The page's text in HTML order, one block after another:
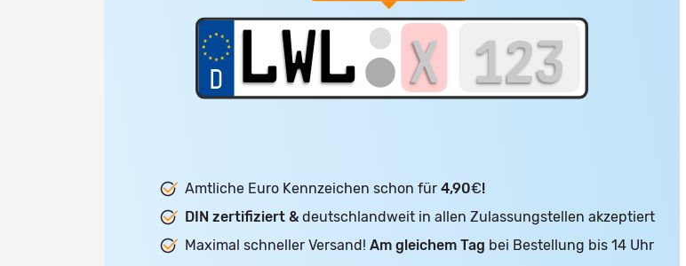
Amtliche Euro Kennzeichen schon für 4,90€!
DIN zertifiziert & deutschlandweit in allen Zulassungstellen akzeptiert
Maximal schneller Versand! Am gleichem Tag bei Bestellung bis 14 Uhr